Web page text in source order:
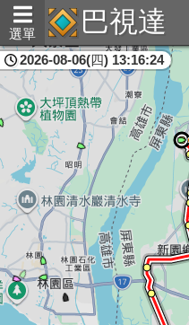
選單 巴視達
屏東縣
2026-08-06(四) 13:16:24